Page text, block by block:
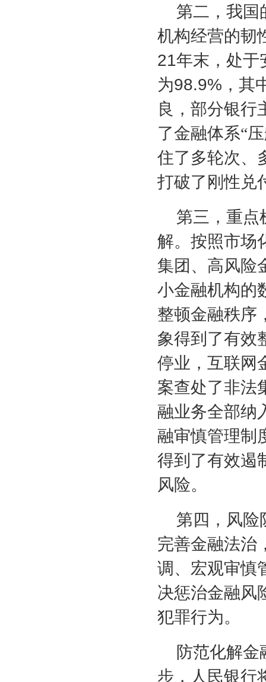
第二，我国
机构经营的韧
21年末，处于
为98.9% ，其
良，部分银行
了金融体系“
住了多轮次、
打破了刚性兑
第三，重点
解。按照市场
集团、高风险
小金融机构的
整顿金融秩序
象得到了有效
停业，互联网
案查处了非法
融业务全部纳
融审慎管理制
得到了有效遏
风险。
第四，风险
完善金融法治
调、宏观审慎
决惩治金融风
犯罪行为。
防范化解金
步，人民银行